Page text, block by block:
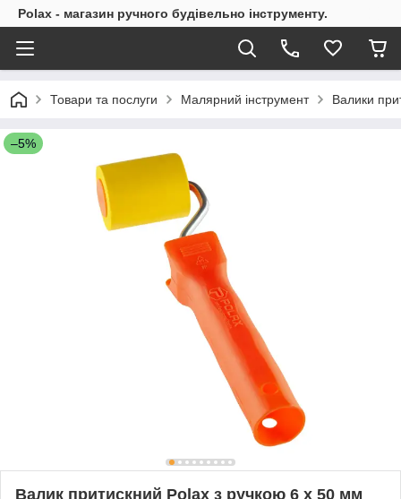
Polax - магазин ручного будівельно інструменту.
Товари та послуги Малярний інструмент Валики
–5%
Валик притискний Polax з ручкою 6 х 50 мм